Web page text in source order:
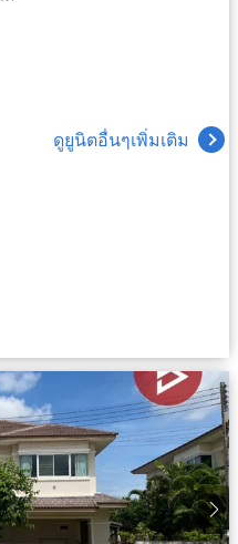
ดูยูนิตอื่นๆเพิ่มเติม